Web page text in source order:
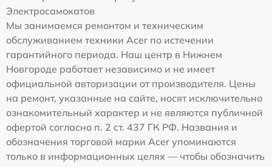
Электросамокатов
Мы занимаемся ремонтом и техническим
обслуживанием техники Acer по истечении
гарантийного периода. Наш центр в Нижнем
Новгороде работает независимо и не имеет
официальной авторизации от производителя. Цены
на ремонт, указанные на сайте, носят исключительно
ознакомительный характер и не являются публичной
офертой согласно п. 2 ст. 437 ГК РФ. Названия и
обозначения торговой марки Acer упоминаются
только в информационных целях — чтобы обозначить